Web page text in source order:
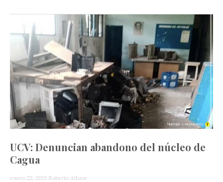
UCV: Denuncian abandono del núcleo de
Cagua
enero 22, 2021 Roberto Altuve